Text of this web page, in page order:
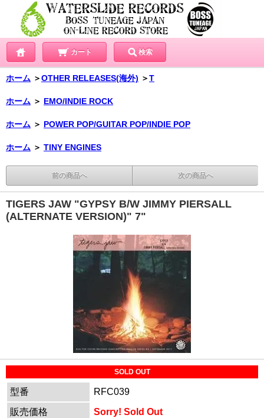
カート 検索
ホーム ＞OTHER RELEASES(海外) ＞T
ホーム ＞ EMO/INDIE ROCK
ホーム ＞ POWER POP/GUITAR POP/INDIE POP
ホーム ＞ TINY ENGINES
前の商品へ 次の商品へ
TIGERS JAW "GYPSY B/W JIMMY PIERSALL
(ALTERNATE VERSION)" 7"
SOLD OUT
型番
RFC039
販売価格
Sorry! Sold Out